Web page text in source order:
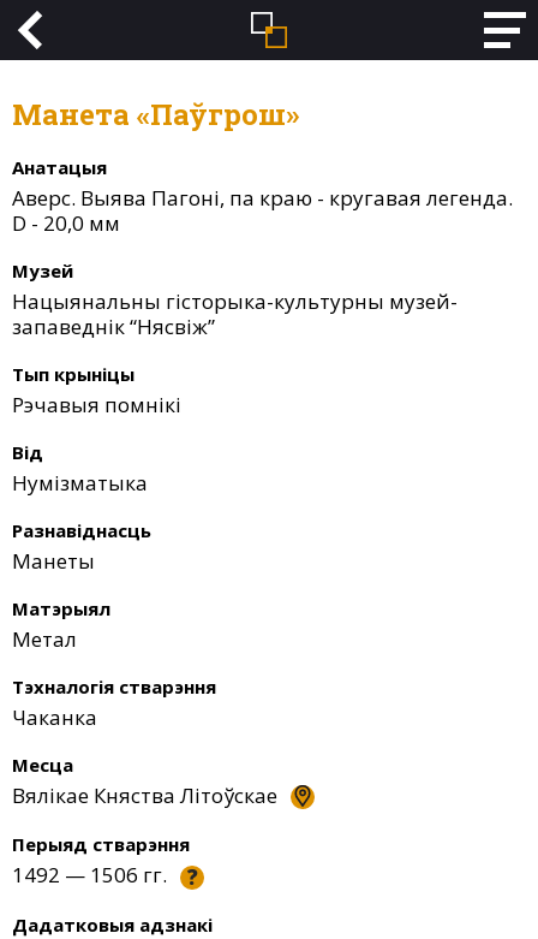
Манета «Паўгрош»
Анатацыя
Аверс. Выява Пагоні, па краю - кругавая легенда.
D - 20,0 мм
Музей
Нацыянальны гісторыка-культурны музей-
запаведнік “Нясвіж”
Тып крыніцы
Рэчавыя помнікі
Від
Нумізматыка
Разнавіднасць
Манеты
Матэрыял
Метал
Тэхналогія стварэння
Чаканка
Месца
Вялікае Княства Літоўскае
Перыяд стварэння
1492 — 1506 гг. ?
Дадатковыя адзнакі